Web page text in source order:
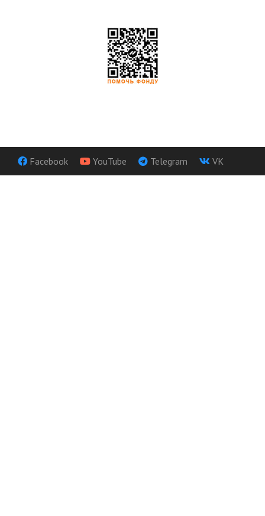
Facebook YouTube Telegram VK